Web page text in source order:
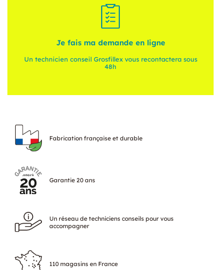
Je fais ma demande en ligne
Un technicien conseil Grosfillex vous recontactera sous
48h
Fabrication française et durable
Garantie 20 ans
Un réseau de techniciens conseils pour vous
accompagner
110 magasins en France